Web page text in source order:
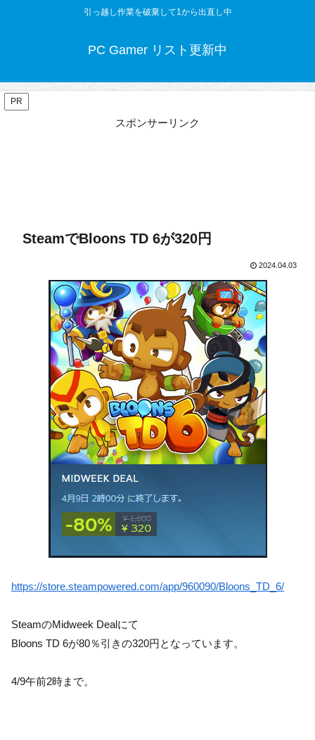
引っ越し作業を破棄して1から出直し中
PC Gamer リスト更新中
PR
スポンサーリンク
SteamでBloons TD 6が320円
2024.04.03
https://store.steampowered.com/app/960090/Bloons_TD_6/
SteamのMidweek Dealにて
Bloons TD 6が80％引きの320円となっています。
4/9午前2時まで。